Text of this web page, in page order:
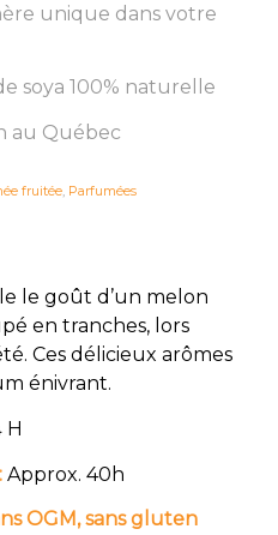
unique dans votre
soya 100% naturelle
au Québec
fruitée, Parfumées
le goût d’un melon
en tranches, lors
Ces délicieux arômes
énivrant.
H
Approx. 40h
OGM, sans gluten